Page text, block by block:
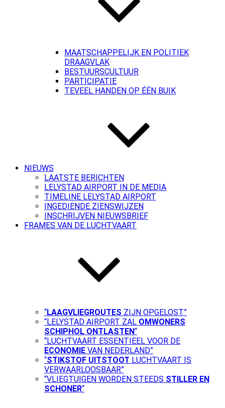
MAATSCHAPPELIJK EN POLITIEK
DRAAGVLAK
BESTUURSCULTUUR
PARTICIPATIE
TEVEEL HANDEN OP ÉÉN BUIK
NIEUWS
LAATSTE BERICHTEN
LELYSTAD AIRPORT IN DE MEDIA
TIMELINE LELYSTAD AIRPORT
INGEDIENDE ZIENSWIJZEN
INSCHRIJVEN NIEUWSBRIEF
FRAMES VAN DE LUCHTVAART
“LAAGVLIEGROUTES ZIJN OPGELOST”
“LELYSTAD AIRPORT ZAL OMWONERS
SCHIPHOL ONTLASTEN“
“LUCHTVAART ESSENTIEEL VOOR DE
ECONOMIE VAN NEDERLAND”
“STIKSTOF UITSTOOT LUCHTVAART IS
VERWAARLOOSBAAR”
“VLIEGTUIGEN WORDEN STEEDS STILLER EN
SCHONER“